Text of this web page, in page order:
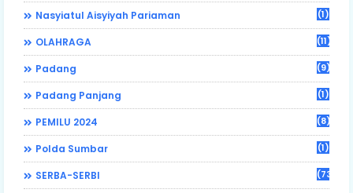
Nasyiatul Aisyiyah Pariaman (1)
OLAHRAGA (11)
Padang (9)
Padang Panjang (1)
PEMILU 2024 (8)
Polda Sumbar (1)
SERBA-SERBI (73)